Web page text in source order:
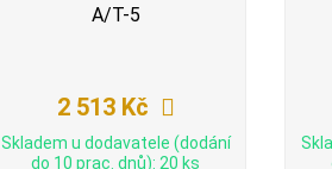
A/T-5
2 513 Kč
Skladem u dodavatele (dodání
do 10 prac. dnů): 20 ks